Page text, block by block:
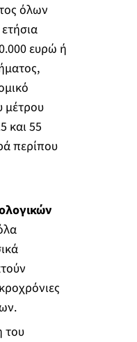
όλων
ευρώ ή
μέτρου
και 55
περίπου
του